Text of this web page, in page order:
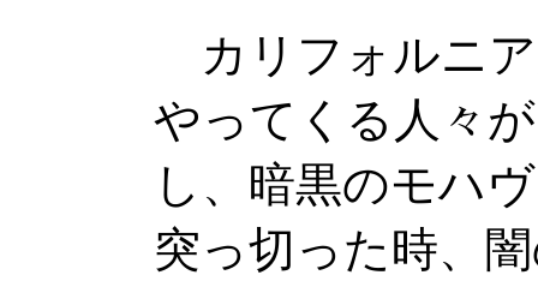
カリフォルニ
やってくる人々
し、暗黒のモハ
突っ切った時、